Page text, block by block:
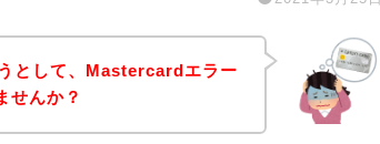
として、Mastercardエラー
せんか？